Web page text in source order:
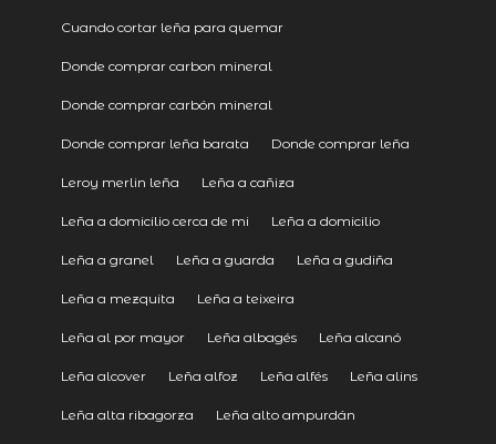
Cuando cortar leña para quemar
Donde comprar carbon mineral
Donde comprar carbón mineral
Donde comprar leña barata Donde comprar leña
Leroy merlin leña Leña a cañiza
Leña a domicilio cerca de mi Leña a domicilio
Leña a granel Leña a guarda Leña a gudiña
Leña a mezquita Leña a teixeira
Leña al por mayor Leña albagés Leña alcanó
Leña alcover Leña alfoz Leña alfés Leña alins
Leña alta ribagorza Leña alto ampurdán